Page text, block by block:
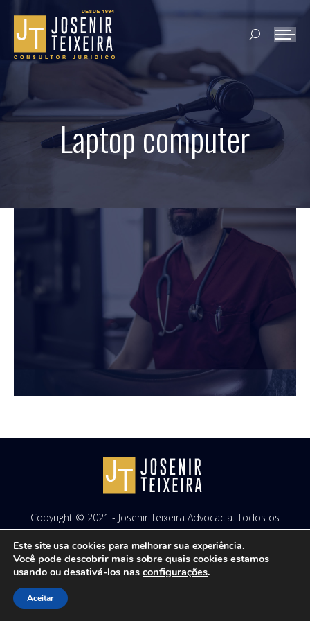
Search:
Laptop computer
Copyright © 2021 - Josenir Teixeira Advocacia. Todos os
Este site usa cookies para melhorar sua experiência.
Você pode descobrir mais sobre quais cookies estamos
usando ou desativá-los nas configurações.
Aceitar